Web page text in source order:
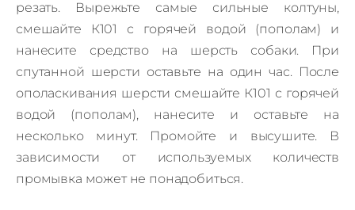
резать. Вырежьте самые сильные колтуны,
смешайте К101 с горячей водой (пополам) и
нанесите средство на шерсть собаки. При
спутанной шерсти оставьте на один час. После
ополаскивания шерсти смешайте К101 с горячей
водой (пополам), нанесите и оставьте на
несколько минут. Промойте и высушите. В
зависимости от используемых количеств
промывка может не понадобиться.